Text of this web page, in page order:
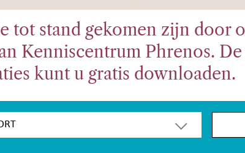
tot stand gekomen zijn door
Kenniscentrum Phrenos. De
kunt u gratis downloaden.